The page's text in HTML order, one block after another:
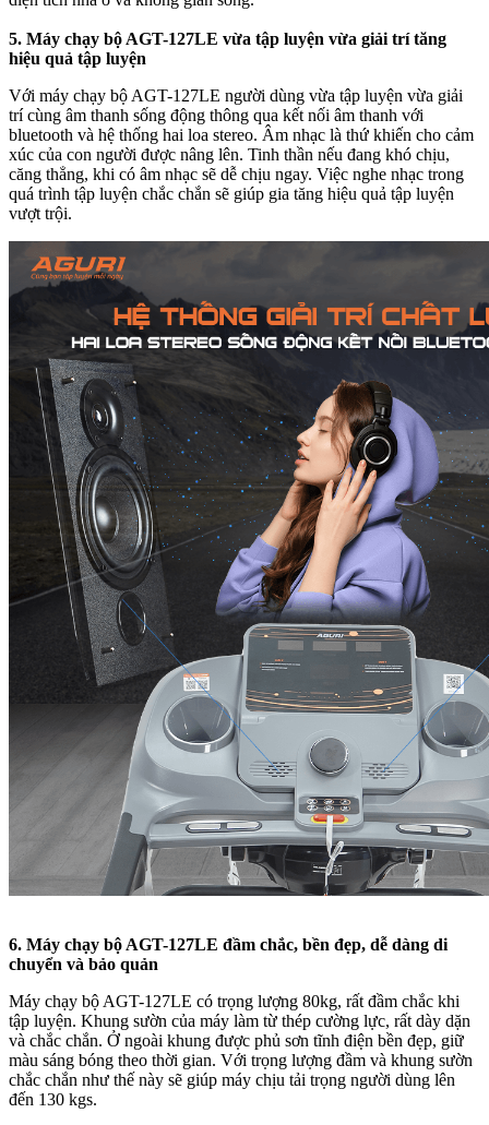
5. Máy chạy bộ AGT-127LE vừa tập luyện vừa giải trí tăng
hiệu quả tập luyện
Với máy chạy bộ AGT-127LE người dùng vừa tập luyện vừa giải
trí cùng âm thanh sống động thông qua kết nối âm thanh với
bluetooth và hệ thống hai loa stereo. Âm nhạc là thứ khiến cho cảm
xúc của con người được nâng lên. Tinh thần nếu đang khó chịu,
căng thẳng, khi có âm nhạc sẽ dễ chịu ngay. Việc nghe nhạc trong
quá trình tập luyện chắc chắn sẽ giúp gia tăng hiệu quả tập luyện
vượt trội.
6. Máy chạy bộ AGT-127LE đầm chắc, bền đẹp, dễ dàng di
chuyển và bảo quản
Máy chạy bộ AGT-127LE có trọng lượng 80kg, rất đầm chắc khi
tập luyện. Khung sườn của máy làm từ thép cường lực, rất dày dặn
và chắc chắn. Ở ngoài khung được phủ sơn tĩnh điện bền đẹp, giữ
màu sáng bóng theo thời gian. Với trọng lượng đầm và khung sườn
chắc chắn như thế này sẽ giúp máy chịu tải trọng người dùng lên
đến 130 kgs.